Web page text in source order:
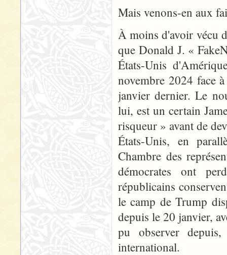
Mais venons-en aux
À moins d'avoir vécu
que Donald J. «
États-Unis
novembre 2024 face
janvier dernier. Le
lui, est un certain
risqueur » avant de
États-Unis, en
Chambre des
démocrates ont
républicains
le camp de Trump
depuis le 20 janvier,
pu observer
international.